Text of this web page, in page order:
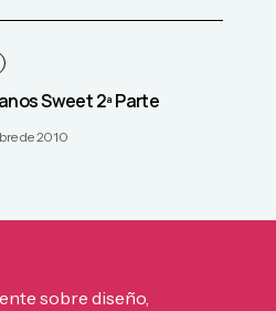
Sweet 2ª Parte
de 2010
sobre diseño,